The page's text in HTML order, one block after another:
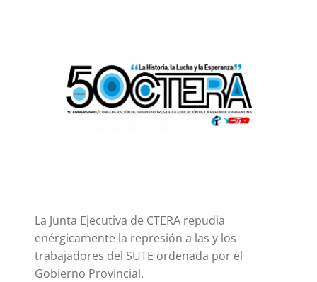
La Junta Ejecutiva de CTERA repudia
enérgicamente la represión a las y los
trabajadores del SUTE ordenada por el
Gobierno Provincial.